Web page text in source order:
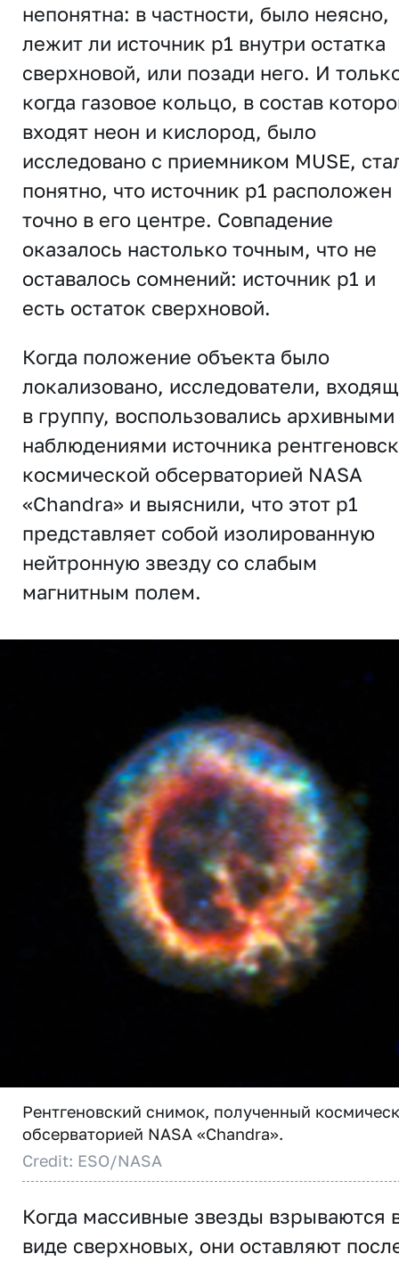
непонятна: в частности, было неясно,
лежит ли источник p1 внутри остатка
сверхновой, или позади него. И
когда газовое кольцо, в состав
входят неон и кислород, было
исследовано с приемником MUSE,
понятно, что источник p1 расположен
точно в его центре. Совпадение
оказалось настолько точным, что не
оставалось сомнений: источник p1 и
есть остаток сверхновой.
Когда положение объекта было
локализовано, исследователи,
в группу, воспользовались архивными
наблюдениями источника
космической обсерваторией NASA
«Chandra» и выяснили, что этот p1
представляет собой изолированную
нейтронную звезду со слабым
магнитным полем.
Рентгеновский снимок, полученный
обсерваторией NASA «Chandra».
Credit: ESO/NASA
Когда массивные звезды взрываются
виде сверхновых, они оставляют